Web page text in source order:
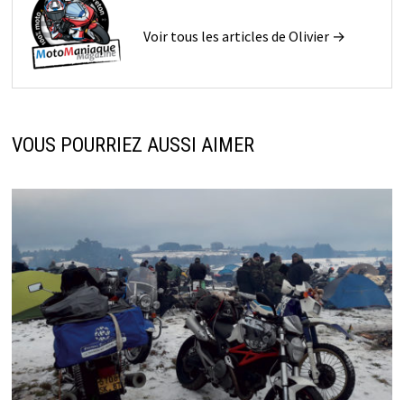
Voir tous les articles de Olivier →
VOUS POURRIEZ AUSSI AIMER